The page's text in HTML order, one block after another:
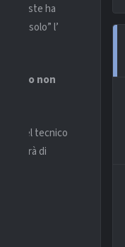
ha
“solo” l’
non
del tecnico
parlerà di